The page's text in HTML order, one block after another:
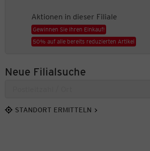
Aktionen in dieser Filiale
Gewinnen Sie Ihren Einkauf!
50% auf alle bereits reduzierten Artikel
Neue Filialsuche
STANDORT ERMITTELN